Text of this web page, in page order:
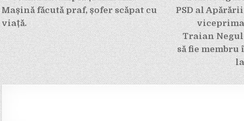
în
articole
PSD al
Traian
să fie membru
Mașină făcută praf, șofer scăpat cu
viață.